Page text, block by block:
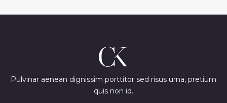
Pulvinar aenean dignissim porttitor sed risus urna, pretium
quis non id.